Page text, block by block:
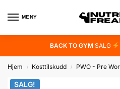
MENY
BACK TO GYMSALG
Hjem / Kosttilskudd / PWO - Pre
SALG!